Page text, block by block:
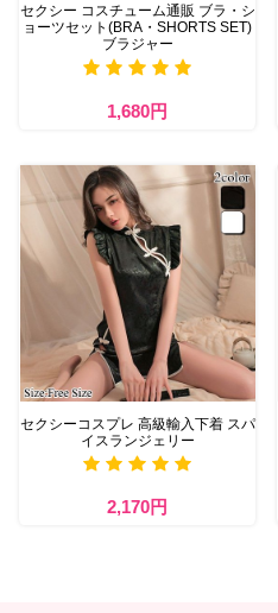
セクシー コスチューム通販 ブラ・シ
ョーツセット(BRA・SHORTS SET)
ブラジャー
1,680円
セクシーコスプレ 高級輸入下着 スパ
イスランジェリー
2,170円